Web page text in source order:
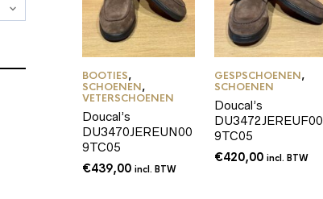
BOOTIES,
SCHOENEN,
VETERSCHOENEN
Doucal’s
DU3470JEREUN00
9TC05
€439,00 incl. BTW
GESPSCHOENEN,
SCHOENEN
Doucal’s
DU3472JEREUF00
9TC05
€420,00 incl. BTW